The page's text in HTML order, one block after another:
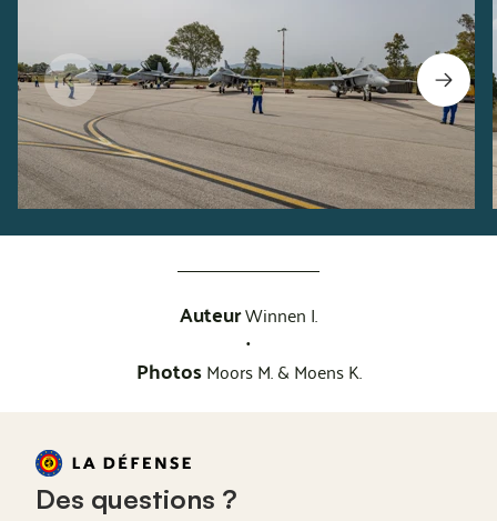
AuteurWinnen I.
•
PhotosMoors M. & Moens K.
Des questions ?